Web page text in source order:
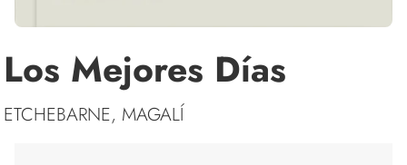
Los Mejores Días
ETCHEBARNE, MAGALÍ